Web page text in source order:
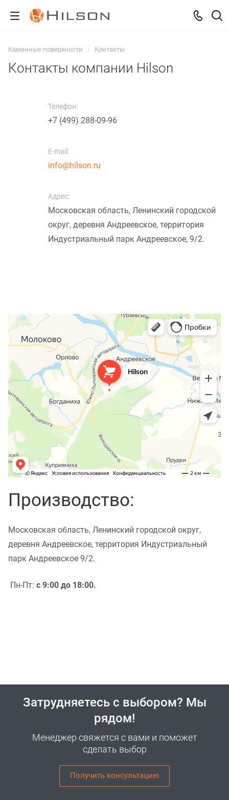
Каменные поверхности Контакты
Контакты компании Hilson
Телефон:
+7 (499) 288-09-96
E-mail:
info@hilson.ru
Адрес:
Московская область, Ленинский городской
округ, деревня Андреевское, территория
Индустриальный парк Андреевское, 9/2.
Производство:
Московская область, Ленинский городской округ,
деревня Андреевское, территория Индустриальный
парк Андреевское 9/2.
Пн-Пт: с 9:00 до 18:00.
Затрудняетесь с выбором? Мы
рядом!
Менеджер свяжется с вами и поможет
сделать выбор
Получить консультацию